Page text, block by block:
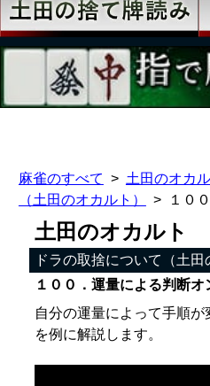
麻雀のすべて 土田のオカ
（土田のオカルト）
１０
土田のオカルト
ドラの取捨について（土田
１００．運量による判断オ
自分の運量によって手順
を例に解説します。